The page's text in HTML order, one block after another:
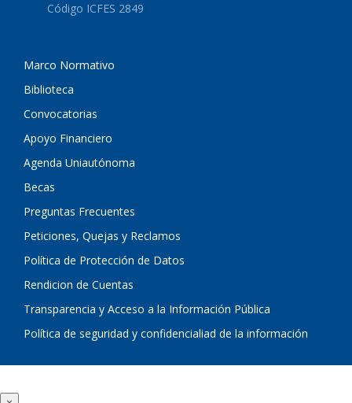
Código ICFES 2849
Marco Normativo
Biblioteca
Convocatorias
Apoyo Financiero
Agenda Uniautónoma
Becas
Preguntas Frecuentes
Peticiones, Quejas y Reclamos
Política de Protección de Datos
Rendicion de Cuentas
Transparencia y Acceso a la Información Pública
Política de seguridad y confidencialiad de la información